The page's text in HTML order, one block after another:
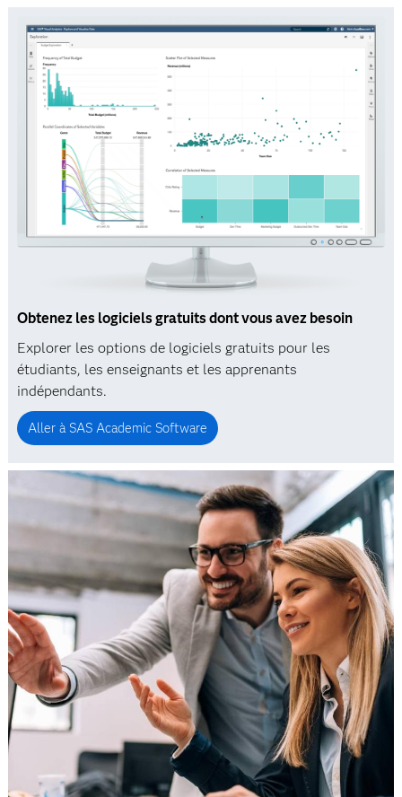
Obtenez les logiciels gratuits dont vous avez besoin
Explorer les options de logiciels gratuits pour les
étudiants, les enseignants et les apprenants
indépendants.
Aller à SAS Academic Software